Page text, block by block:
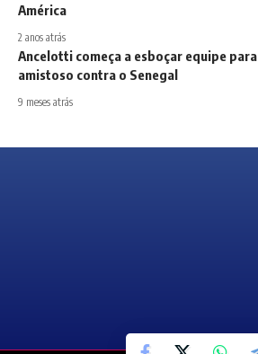
América
2 anos atrás
Ancelotti começa a esboçar equipe para
amistoso contra o Senegal
9 meses atrás